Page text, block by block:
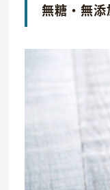
無糖・無添